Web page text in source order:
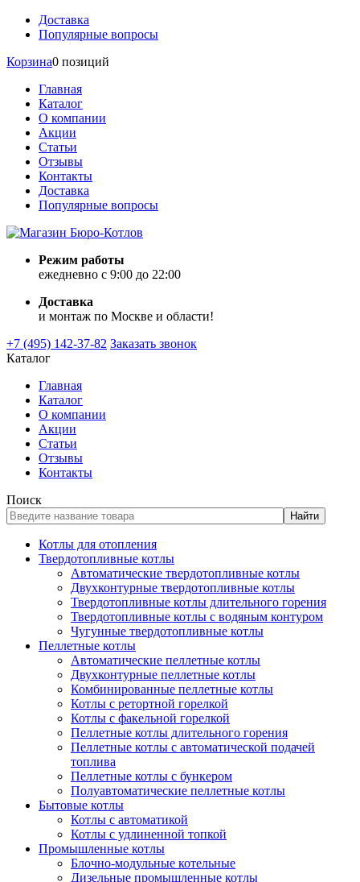
Доставка
Популярные вопросы
Корзина0 позиций
Главная
Каталог
О компании
Акции
Статьи
Отзывы
Контакты
Доставка
Популярные вопросы
Режим работы
ежедневно с 9:00 до 22:00
Доставка
и монтаж по Москве и области!
+7 (495) 142-37-82 Заказать звонок
Каталог
Главная
Каталог
О компании
Акции
Статьи
Отзывы
Контакты
Поиск
Найти
Котлы для отопления
Твердотопливные котлы
Автоматические твердотопливные котлы
Двухконтурные твердотопливные котлы
Твердотопливные котлы длительного горения
Твердотопливные котлы с водяным контуром
Чугунные твердотопливные котлы
Пеллетные котлы
Автоматические пеллетные котлы
Двухконтурные пеллетные котлы
Комбинированные пеллетные котлы
Котлы с ретортной горелкой
Котлы с факельной горелкой
Пеллетные котлы длительного горения
Пеллетные котлы с автоматической подачей
топлива
Пеллетные котлы с бункером
Полуавтоматические пеллетные котлы
Бытовые котлы
Котлы с автоматикой
Котлы с удлиненной топкой
Промышленные котлы
Блочно-модульные котельные
Дизельные промышленные котлы